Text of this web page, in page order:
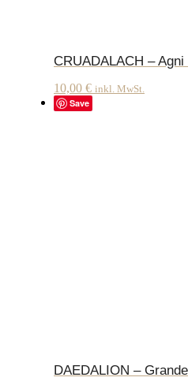
CRUADALACH – Agni
10,00 € inkl. MwSt.
Save
DAEDALION –